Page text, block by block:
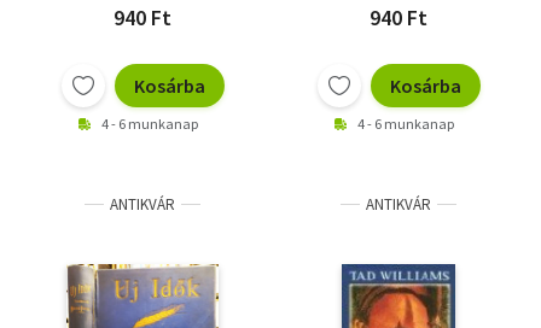
940 Ft
Kosárba
4 - 6 munkanap
940 Ft
Kosárba
4 - 6 munkanap
ANTIKVÁR ANTIKVÁR